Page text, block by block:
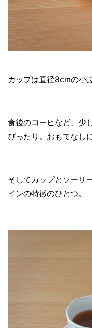
カップは直径8cmの小
食後のコーヒなど、少
ぴったり。おもてなし
そしてカップとソーサ
インの特徴のひとつ。